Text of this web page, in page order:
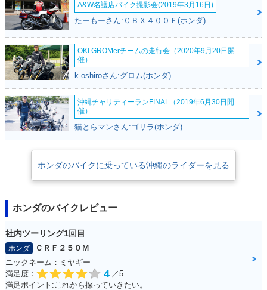
A&W名護店バイク撮影会(2019年3月16日)
たーもーさん:ＣＢＸ４００Ｆ(ホンダ)
OKI GROMerチームの走行会（2020年9月20日開
催）
k-oshiroさん:グロム(ホンダ)
沖縄チャリティーランFINAL（2019年6月30日開
催）
猫とらマンさん:ゴリラ(ホンダ)
ホンダのバイクに乗っている沖縄のライダーを見る
ホンダのバイクレビュー
社内ツーリング1回目
ホンダ
ＣＲＦ２５０Ｍ
ニックネーム：ミヤギー
満足度：
4 ／5
満足ポイント:これから探っていきたい。